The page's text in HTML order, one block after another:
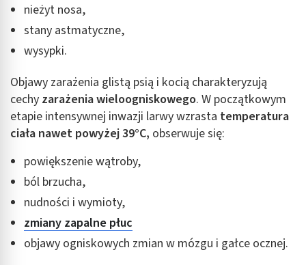
nieżyt nosa,
stany astmatyczne,
wysypki.
Objawy zarażenia glistą psią i kocią charakteryzują
cechy zarażenia wieloogniskowego. W początkowym
etapie intensywnej inwazji larwy wzrasta temperatura
ciała nawet powyżej 39°C, obserwuje się:
powiększenie wątroby,
ból brzucha,
nudności i wymioty,
zmiany zapalne płuc
objawy ogniskowych zmian w mózgu i gałce ocznej.